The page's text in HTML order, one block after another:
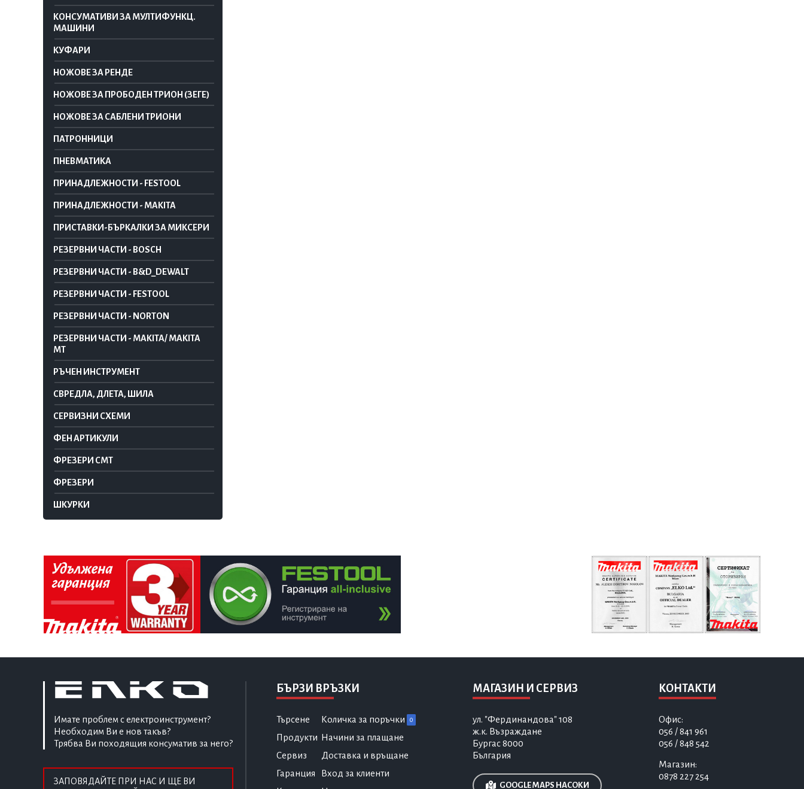
КОНСУМАТИВИ ЗА МУЛТИФУНКЦ.
МАШИНИ
КУФАРИ
НОЖОВЕ ЗА РЕНДЕ
НОЖОВЕ ЗА ПРОБОДЕН ТРИОН (ЗЕГЕ)
НОЖОВЕ ЗА САБЛЕНИ ТРИОНИ
ПАТРОННИЦИ
ПНЕВМАТИКА
ПРИНАДЛЕЖНОСТИ - FESTOOL
ПРИНАДЛЕЖНОСТИ - MAKITA
ПРИСТАВКИ-БЪРКАЛКИ ЗА МИКСЕРИ
РЕЗЕРВНИ ЧАСТИ - BOSCH
РЕЗЕРВНИ ЧАСТИ - B&D_DEWALT
РЕЗЕРВНИ ЧАСТИ - FESTOOL
РЕЗЕРВНИ ЧАСТИ - NORTON
РЕЗЕРВНИ ЧАСТИ - MAKITA/ MAKITA
MT
РЪЧЕН ИНСТРУМЕНТ
СВРЕДЛА, ДЛЕТА, ШИЛА
СЕРВИЗНИ СХЕМИ
ФЕН АРТИКУЛИ
ФРЕЗЕРИ CMT
ФРЕЗЕРИ
ШКУРКИ
Имате проблем с електроинструмент?
Необходим Ви е нов такъв?
Трябва Ви походящия консуматив за него?
ЗАПОВЯДАЙТЕ ПРИ НАС И ЩЕ ВИ
БЪРЗИ ВРЪЗКИ
Търсене
Продукти
Сервиз
Гаранция
Количка за поръчки 0
Начини за плащане
Доставка и връщане
Вход за клиенти
МАГАЗИН И СЕРВИЗ
ул. "Фердинандова" 108
ж.к. Възраждане
Бургас 8000
България
GOOGLE MAPS НАСОКИ
КОНТАКТИ
Офис:
056 / 841 961
056 / 848 542
Магазин:
0878 227 254